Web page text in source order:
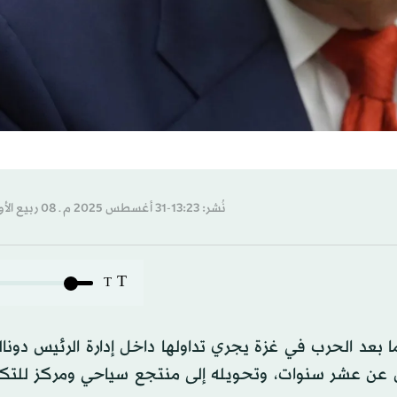
نُشر: 13:23-31 أغسطس 2025 م ـ 08 ربيع الأول 1447 هـ
T
T
الحرب في غزة يجري تداولها داخل إدارة الرئيس
عن عشر سنوات، وتحويله إلى منتجع سياحي ومركز